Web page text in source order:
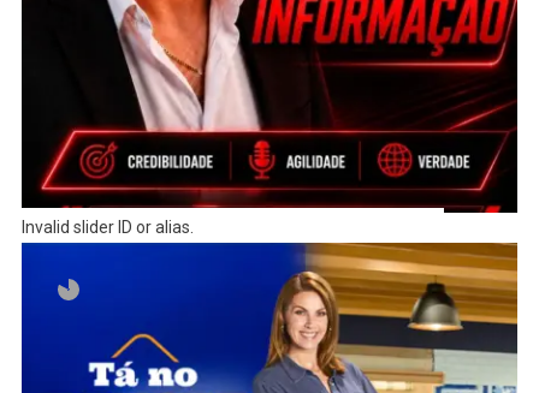
Invalid slider ID or alias.